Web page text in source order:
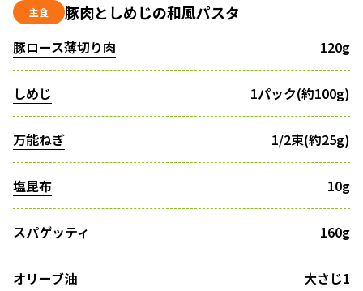
主食 豚肉としめじの和風パスタ
豚ロース薄切り肉 120g
しめじ 1パック(約100g)
万能ねぎ 1/2束(約25g)
塩昆布 10g
スパゲッティ 160g
オリーブ油 大さじ1